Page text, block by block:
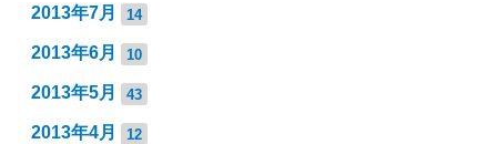
2013年7月 14
2013年6月 10
2013年5月 43
2013年4月 12